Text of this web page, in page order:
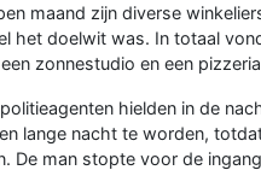
maand zijn diverse
het doelwit was. In totaal
zonnestudio en een
hielden in de
lange nacht te worden,
De man stopte voor de